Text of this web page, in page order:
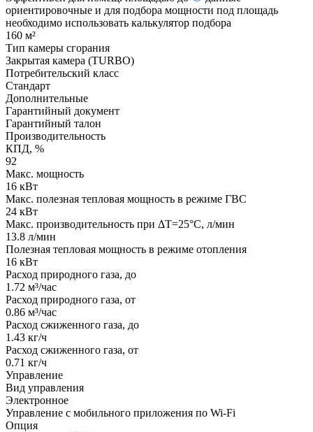
ориентировочные и для подбора мощности под площадь
необходимо использовать калькулятор подбора
160 м²
Тип камеры сгорания
Закрытая камера (TURBO)
Потребительский класс
Стандарт
Дополнительные
Гарантийный документ
Гарантийный талон
Производительность
КПД, %
92
Макс. мощность
16 кВт
Макс. полезная тепловая мощность в режиме ГВС
24 кВт
Макс. производительность при ΔТ=25°С, л/мин
13.8 л/мин
Полезная тепловая мощность в режиме отопления
16 кВт
Расход природного газа, до
1.72 м³/час
Расход природного газа, от
0.86 м³/час
Расход сжиженного газа, до
1.43 кг/ч
Расход сжиженного газа, от
0.71 кг/ч
Управление
Вид управления
Электронное
Управление c мобильного приложения по Wi-Fi
Опция